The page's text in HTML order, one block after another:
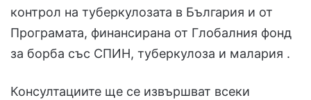
контрол на туберкулозата в България и от
Програмата, финансирана от Глобалния фонд
за борба със СПИН, туберкулоза и малария .
Консултациите ще се извършват всеки